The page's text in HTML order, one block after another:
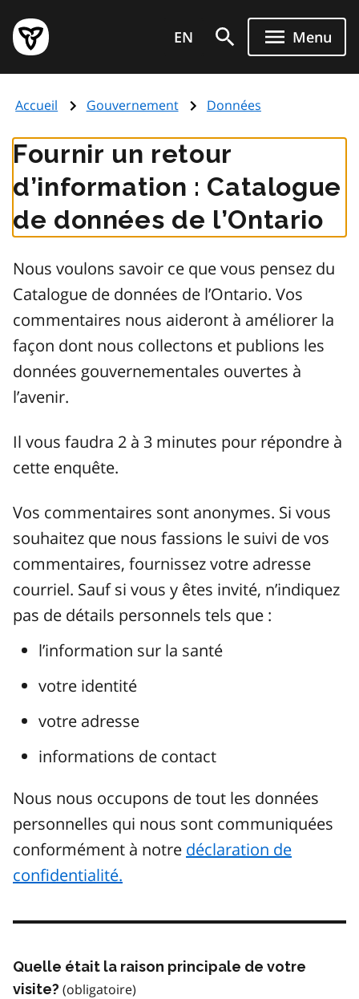
au
contenu
principal
Page
d'accueil
de
EN Menu
Accueil Gouvernement Données
Fournir un retour
d’information : Catalogue
de données de l’Ontario
Nous voulons savoir ce que vous pensez du
Catalogue de données de l’Ontario. Vos
commentaires nous aideront à améliorer la
façon dont nous collectons et publions les
données gouvernementales ouvertes à
l’avenir.
Il vous faudra 2 à 3 minutes pour répondre à
cette enquête.
Vos commentaires sont anonymes. Si vous
souhaitez que nous fassions le suivi de vos
commentaires, fournissez votre adresse
courriel. Sauf si vous y êtes invité, n’indiquez
pas de détails personnels tels que :
l’information sur la santé
votre identité
votre adresse
informations de contact
Nous nous occupons de tout les données
personnelles qui nous sont communiquées
conformément à notre déclaration de
confidentialité.
Quelle était la raison principale de votre
visite?